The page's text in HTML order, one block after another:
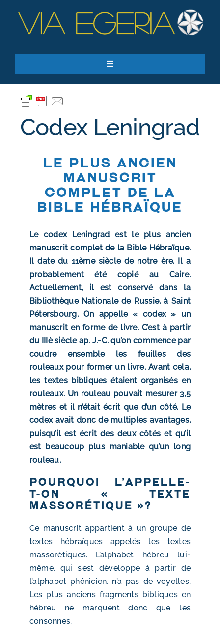
contenu
Toggle
Accueil
Ressources
Qui sommes-nous ?
RECHERCHER:
S’inscrire à la newsletter
Codex Leningrad
Le plus ancien
manuscrit
complet de la
bible hébraïque
Le codex Leningrad est le plus ancien
manuscrit complet de la Bible Hébraïque.
Il date du 11ème siècle de notre ère. Il a
probablement été copié au Caire.
Actuellement, il est conservé dans la
Bibliothèque Nationale de Russie, à Saint
Pétersbourg.On appelle « codex » un
manuscrit en forme de livre. C’est à partir
du IIIè siècle ap. J.-C. qu’on commence par
coudre ensemble les feuilles des
rouleaux pour former un livre. Avant cela,
les textes bibliques étaient organisés en
rouleaux. Un rouleau pouvait mesurer 3,5
mètres et il n’était écrit que d’un côté. Le
codex avait donc de multiples avantages,
puisqu’il est écrit des deux côtés et qu’il
est beaucoup plus maniable qu’un long
rouleau.
Pourquoi l’appelle-
t-on « Texte
massorétique »?
Ce manuscrit appartient à un groupe de
textes hébraïques appelés les textes
massorétiques. L’alphabet hébreu lui-
même, qui s’est développé à partir de
l’alphabet phénicien, n’a pas de voyelles.
Les plus anciens fragments bibliques en
hébreu ne marquent donc que les
consonnes.